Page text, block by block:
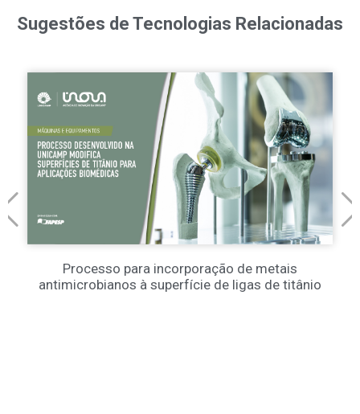
Sugestões de Tecnologias Relacionadas
Processo para incorporação de metais
antimicrobianos à superfície de ligas de titânio